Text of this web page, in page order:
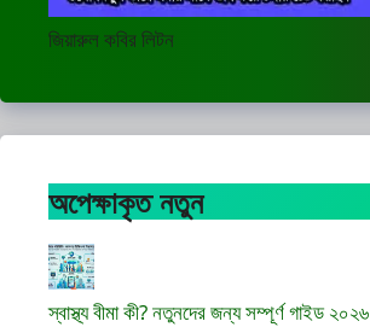
জিয়ারুল কবির লিটন
অপেক্ষাকৃত নতুন
স্বাস্থ্য বীমা কী? নতুনদের জন্য সম্পূর্ণ গাইড ২০২৬